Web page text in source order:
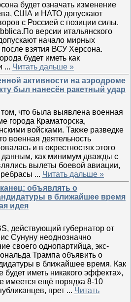
будет означать изменение
США и НАТО допускают
с Россией с позиции силы.
версии итальянского
начало мирных
взятия ВСУ Херсона.
будет иметь как
... Читать дальше »
активности на аэродроме
был нанесён ракетный удар
что была выявлена военная
города Краматорска,
войсками. Также разведке
военная деятельность
и в окрестностях этого
данным, как минимум дважды с
вылеты боевой авиации,
... Читать дальше »
объявлять о
в ближайшее время
идея
действующий губернатор от
Сунуну неоднозначно
своего однопартийца, экс-
Трампа объявить о
в ближайшее время. Как
будет иметь никакого эффекта»,
имеется ещё порядка 8-10
прет ... Читать